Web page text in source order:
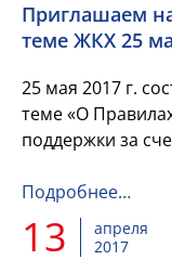
Приглашаем
теме ЖКХ 25
25 мая 2017 г.
теме «О
поддержки за
жилищно-
Подробнее…
13
апреля
2017